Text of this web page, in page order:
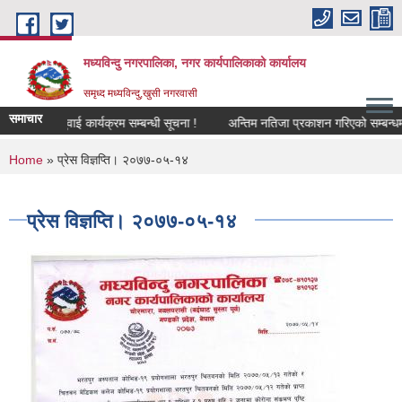
Skip to main content
मध्यविन्दु नगरपालिका, नगर कार्यपालिकाको कार्यालय
समृध्द मध्यविन्दु,खुसी नगरवासी
समाचारसुनुवाई कार्यक्रम सम्बन्धी सूचना ! अन्तिम नतिजा प्रकाशन गरिएको सम्बन्धमा ।
You are here
Home » प्रेस विज्ञप्ति। २०७७-०५-१४
प्रेस विज्ञप्ति। २०७७-०५-१४